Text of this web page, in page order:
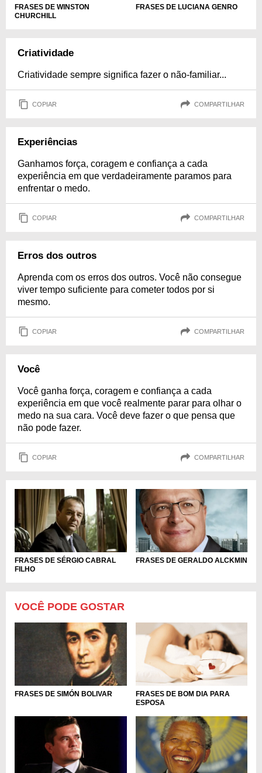
FRASES DE WINSTON
CHURCHILL
FRASES DE LUCIANA GENRO
Criatividade
Criatividade sempre significa fazer o não-familiar...
COPIAR COMPARTILHAR
Experiências
Ganhamos força, coragem e confiança a cada
experiência em que verdadeiramente paramos para
enfrentar o medo.
COPIAR COMPARTILHAR
Erros dos outros
Aprenda com os erros dos outros. Você não consegue
viver tempo suficiente para cometer todos por si
mesmo.
COPIAR COMPARTILHAR
Você
Você ganha força, coragem e confiança a cada
experiência em que você realmente parar para olhar o
medo na sua cara. Você deve fazer o que pensa que
não pode fazer.
COPIAR COMPARTILHAR
FRASES DE SÉRGIO CABRAL
FILHO
FRASES DE GERALDO ALCKMIN
VOCÊ PODE GOSTAR
FRASES DE SIMÓN BOLIVAR
FRASES DE BOM DIA PARA
ESPOSA